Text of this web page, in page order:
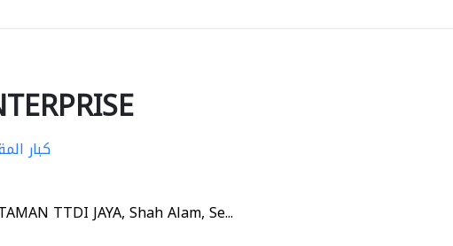
كبار
TTDI JAYA, Shah Alam, Se...